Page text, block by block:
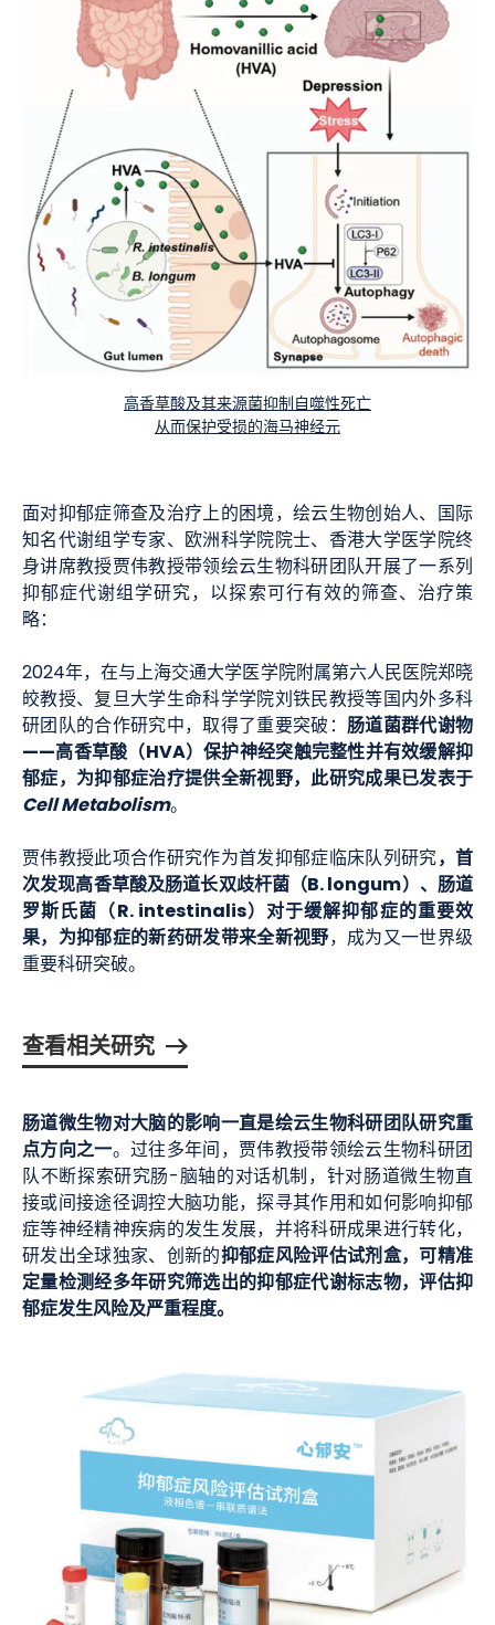
高香草酸及其来源菌抑制自噬性死亡
从而保护受损的海马神经元
面对抑郁症筛查及治疗上的困境，绘云生物创始人、国际
知名代谢组学专家、欧洲科学院院士、香港大学医学院终
身讲席教授贾伟教授带领绘云生物科研团队开展了一系列
抑郁症代谢组学研究，以探索可行有效的筛查、治疗策
略：
2024年，在与上海交通大学医学院附属第六人民医院郑晓
皎教授、复旦大学生命科学学院刘铁民教授等国内外多科
研团队的合作研究中，取得了重要突破： 肠道菌群代谢物
——高香草酸（HVA）保护神经突触完整性并有效缓解抑
郁症，为抑郁症治疗提供全新视野，此研究成果已发表于
Cell Metabolism。
贾伟教授此项合作研究作为首发抑郁症临床队列研究，首
次发现高香草酸及肠道长双歧杆菌（B. longum）、肠道
罗斯氏菌（R. intestinalis）对于缓解抑郁症的重要效
果，为抑郁症的新药研发带来全新视野，成为又一世界级
重要科研突破。
查看相关研究
肠道微生物对大脑的影响一直是绘云生物科研团队研究重
点方向之一。过往多年间，贾伟教授带领绘云生物科研团
队不断探索研究肠-脑轴的对话机制，针对肠道微生物直
接或间接途径调控大脑功能，探寻其作用和如何影响抑郁
症等神经精神疾病的发生发展，并将科研成果进行转化，
研发出全球独家、创新的抑郁症风险评估试剂盒，可精准
定量检测经多年研究筛选出的抑郁症代谢标志物，评估抑
郁症发生风险及严重程度。